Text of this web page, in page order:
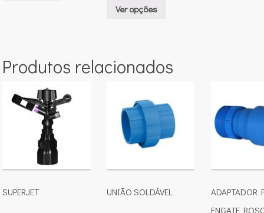
Ver opções
Produtos relacionados
SUPERJET UNIÃO SOLDÁVEL
ADAPTADOR
ENGATE